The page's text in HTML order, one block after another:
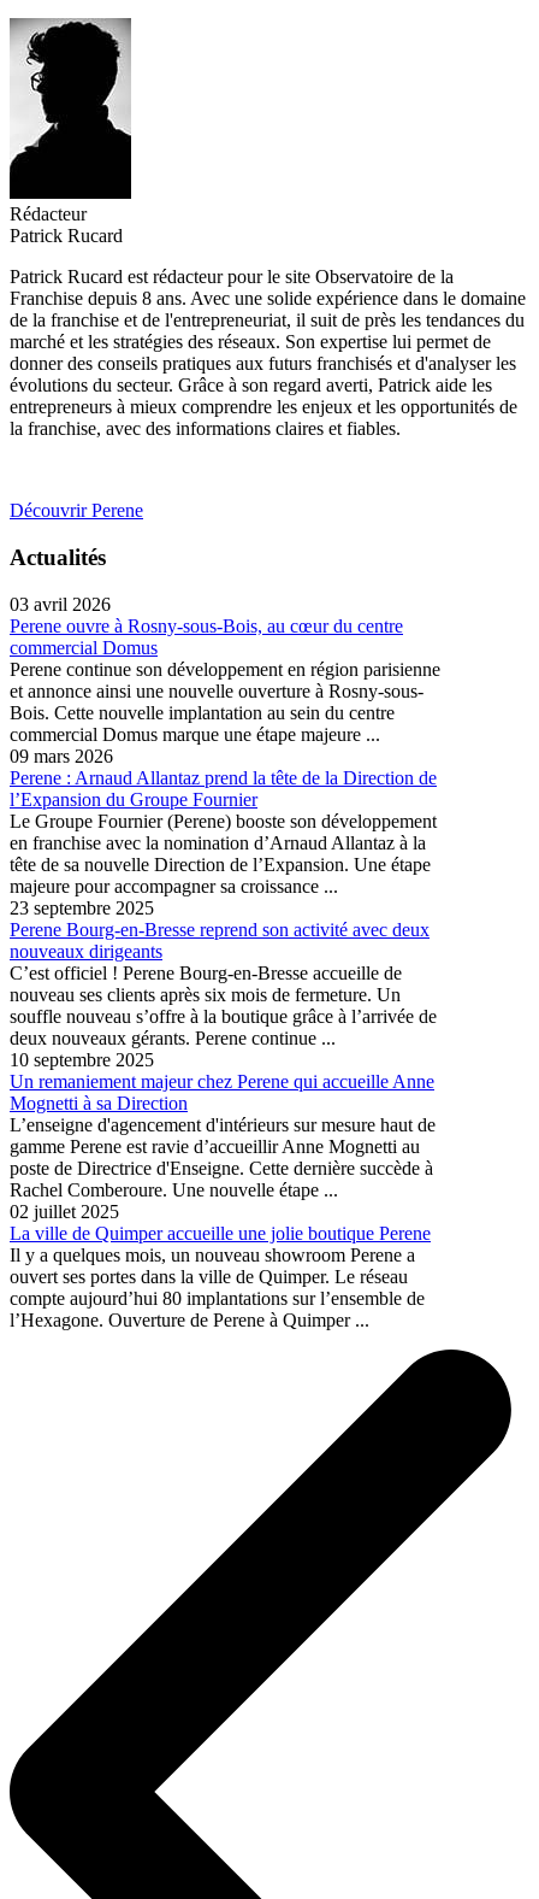
Rédacteur
Patrick Rucard
Patrick Rucard est rédacteur pour le site Observatoire de la
Franchise depuis 8 ans. Avec une solide expérience dans le domaine
de la franchise et de l'entrepreneuriat, il suit de près les tendances du
marché et les stratégies des réseaux. Son expertise lui permet de
donner des conseils pratiques aux futurs franchisés et d'analyser les
évolutions du secteur. Grâce à son regard averti, Patrick aide les
entrepreneurs à mieux comprendre les enjeux et les opportunités de
la franchise, avec des informations claires et fiables.
Découvrir Perene
Actualités
03 avril 2026
Perene ouvre à Rosny-sous-Bois, au cœur du centre
commercial Domus
Perene continue son développement en région parisienne
et annonce ainsi une nouvelle ouverture à Rosny-sous-
Bois. Cette nouvelle implantation au sein du centre
commercial Domus marque une étape majeure ...
09 mars 2026
Perene : Arnaud Allantaz prend la tête de la Direction de
l’Expansion du Groupe Fournier
Le Groupe Fournier (Perene) booste son développement
en franchise avec la nomination d’Arnaud Allantaz à la
tête de sa nouvelle Direction de l’Expansion. Une étape
majeure pour accompagner sa croissance ...
23 septembre 2025
Perene Bourg-en-Bresse reprend son activité avec deux
nouveaux dirigeants
C’est officiel ! Perene Bourg-en-Bresse accueille de
nouveau ses clients après six mois de fermeture. Un
souffle nouveau s’offre à la boutique grâce à l’arrivée de
deux nouveaux gérants. Perene continue ...
10 septembre 2025
Un remaniement majeur chez Perene qui accueille Anne
Mognetti à sa Direction
L’enseigne d'agencement d'intérieurs sur mesure haut de
gamme Perene est ravie d’accueillir Anne Mognetti au
poste de Directrice d'Enseigne. Cette dernière succède à
Rachel Comberoure. Une nouvelle étape ...
02 juillet 2025
La ville de Quimper accueille une jolie boutique Perene
Il y a quelques mois, un nouveau showroom Perene a
ouvert ses portes dans la ville de Quimper. Le réseau
compte aujourd’hui 80 implantations sur l’ensemble de
l’Hexagone. Ouverture de Perene à Quimper ...